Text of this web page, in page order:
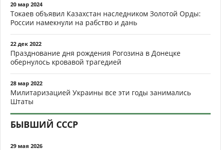
20 мар 2024
Токаев объявил Казахстан наследником Золотой Орды:
России намекнули на рабство и дань
22 дек 2022
Празднование дня рождения Рогозина в Донецке
обернулось кровавой трагедией
28 мар 2022
Милитаризацией Украины все эти годы занимались
Штаты
БЫВШИЙ СССР
29 мая 2026